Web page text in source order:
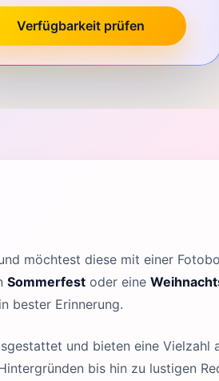
Verfügbarkeit prüfen
möchtest diese mit einer
Sommerfest oder eine
bester Erinnerung.
und bieten eine Vielzahl
bis hin zu lustigen